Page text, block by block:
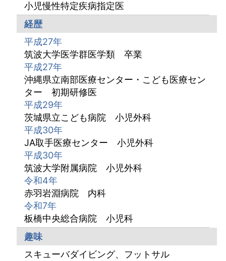
小児慢性特定疾病指定医
経歴
平成27年
筑波大学医学群医学類 卒業
平成27年
沖縄県立南部医療センター・こども医療セン
ター 初期研修医
平成29年
茨城県立こども病院 小児外科
平成30年
JA取手医療センター 小児外科
平成30年
筑波大学附属病院 小児外科
令和4年
赤羽岩淵病院 内科
令和7年
板橋中央総合病院 小児科
趣味
スキューバダイビング、フットサル